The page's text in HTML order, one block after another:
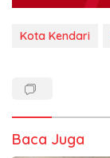
Kota Kendari
Baca Juga